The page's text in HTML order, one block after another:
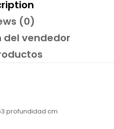
(0)
del vendedor
profundidad cm